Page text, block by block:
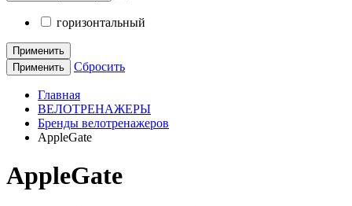
горизонтальный
Применить
Применить
Сбросить
Главная
ВЕЛОТРЕНАЖЕРЫ
Бренды велотренажеров
AppleGate
AppleGate